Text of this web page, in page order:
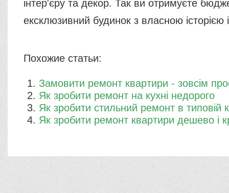
інтер'єру та декор. Так ви отримуєте
ексклюзивний будинок з власною історією
Похожие статьи:
Замовити ремонт квартири - зовсім
Як зробити ремонт на кухні недорого
Як зробити стильний ремонт в типовій
Як зробити ремонт квартири дешево і